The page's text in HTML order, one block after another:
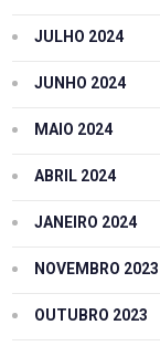
JULHO 2024
JUNHO 2024
MAIO 2024
ABRIL 2024
JANEIRO 2024
NOVEMBRO 2023
OUTUBRO 2023